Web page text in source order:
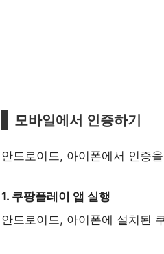
모바일에서 인증하기
안드로이드, 아이폰에서 인증
1. 쿠팡플레이 앱 실행
안드로이드, 아이폰에 설치된